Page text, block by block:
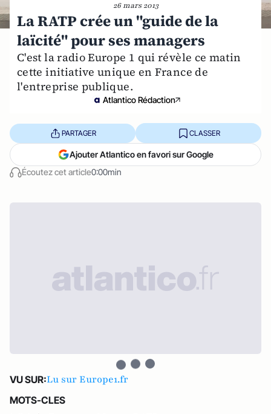
26 mars 2013
La RATP crée un "guide de la
laïcité" pour ses managers
C'est la radio Europe 1 qui révèle ce matin
cette initiative unique en France de
l'entreprise publique.
Atlantico Rédaction
Écoutez cet article0:00min
PARTAGER CLASSER
Ajouter Atlantico en favori sur Google
VU SUR:Lu sur Europe1.fr
MOTS-CLES